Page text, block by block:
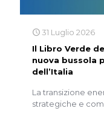
31 Luglio 2026
Il Libro Verde
nuova bussola
dell’Italia
La transizione
strategiche e